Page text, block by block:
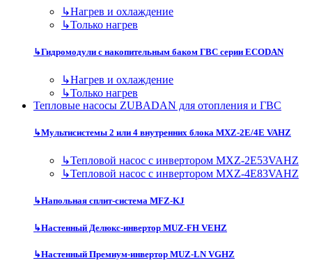
↳Нагрев и охлаждение
↳Только нагрев
↳Гидромодули с накопительным баком ГВС серии ECODAN
↳Нагрев и охлаждение
↳Только нагрев
Тепловые насосы ZUBADAN для отопления и ГВС
↳Мультисистемы 2 или 4 внутренних блока MXZ-2E/4E VAHZ
↳Тепловой насос с инвертором MXZ-2E53VAHZ
↳Тепловой насос с инвертором MXZ-4E83VAHZ
↳Напольная сплит-система MFZ-KJ
↳Настенный Делюкс-инвертор MUZ-FH VEHZ
↳Настенный Премиум-инвертор MUZ-LN VGHZ